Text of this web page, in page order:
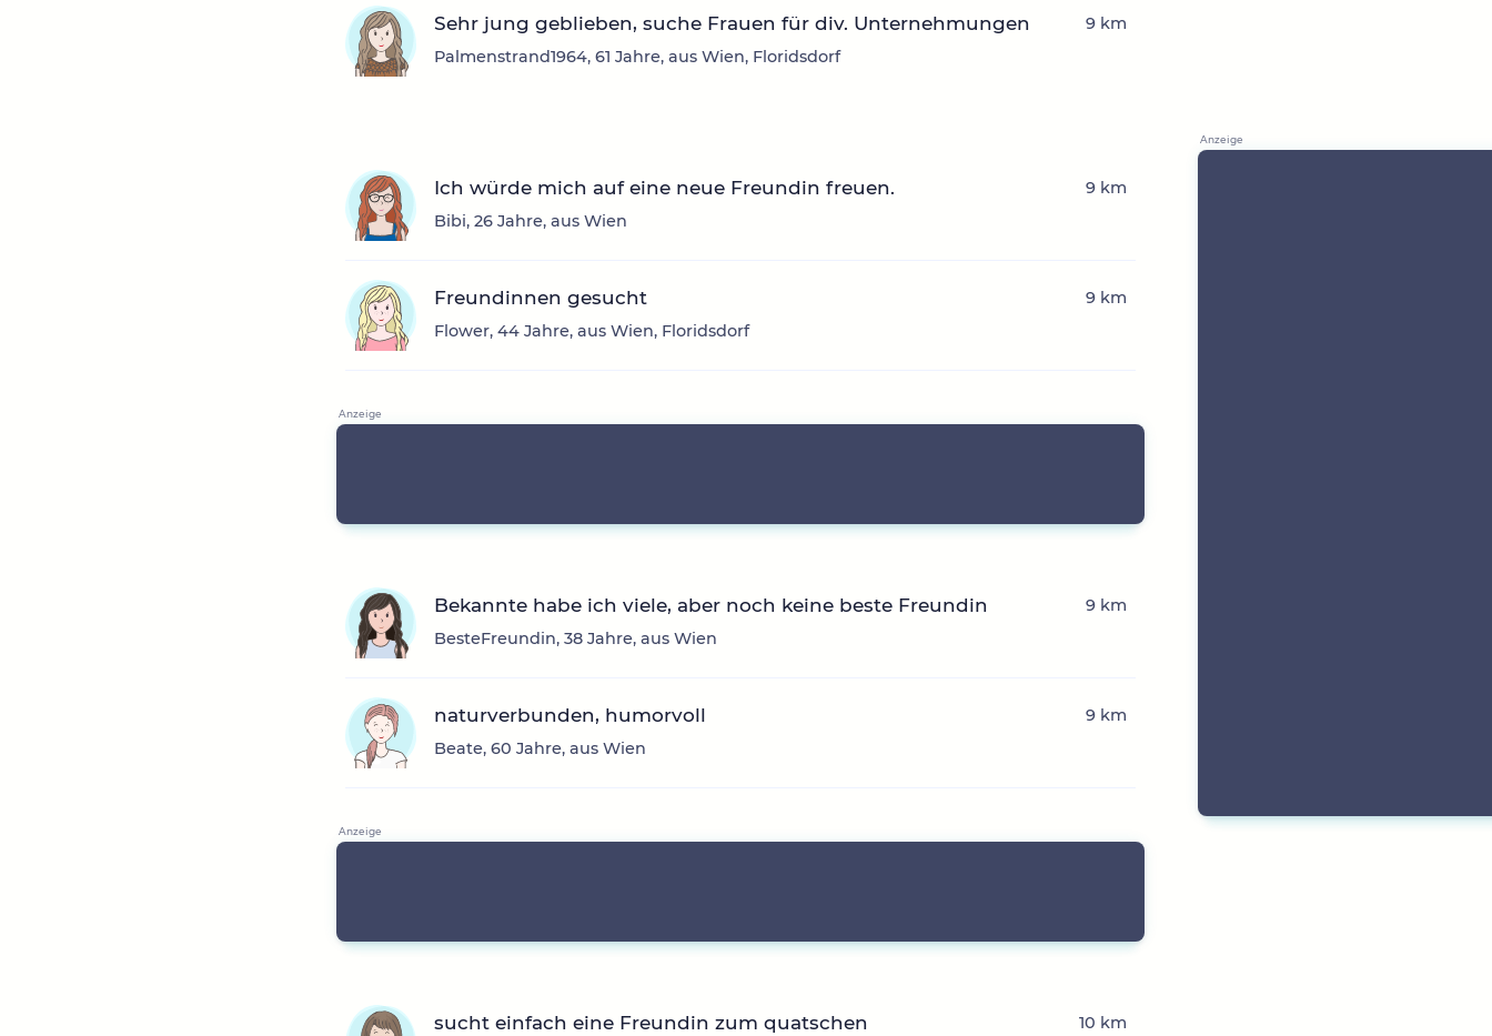
Sehr jung geblieben, suche Frauen für div. Unternehmungen
Palmenstrand1964, 61 Jahre, aus Wien, Floridsdorf
9 km
Ich würde mich auf eine neue Freundin freuen.
Bibi, 26 Jahre, aus Wien
9 km
Freundinnen gesucht
Flower, 44 Jahre, aus Wien, Floridsdorf
9 km
Bekannte habe ich viele, aber noch keine beste Freundin
BesteFreundin, 38 Jahre, aus Wien
9 km
naturverbunden, humorvoll
Beate, 60 Jahre, aus Wien
9 km
sucht einfach eine Freundin zum quatschen 10 km